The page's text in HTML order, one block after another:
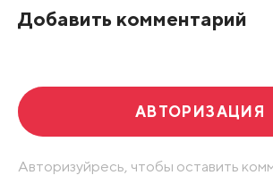
Добавить комментарий
АВТОРИЗАЦИЯ
Авторизуйресь, чтобы оставить